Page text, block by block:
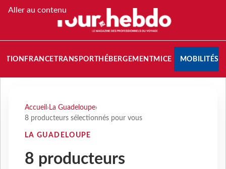
Aller au contenu
FRANCETRANSPORT HÉBERGEMENTMICE MOBILITÉS
Accueil › La Guadeloupe›
8 producteurs sélectionnés pour vous
LA GUADELOUPE
8 producteurs